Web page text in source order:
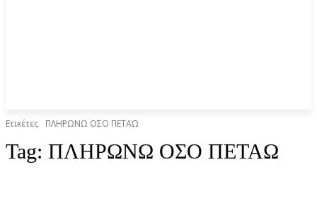
Ετικέτες ΠΛΗΡΩΝΩ ΟΣΟ ΠΕΤΑΩ
Tag: ΠΛΗΡΩΝΩ ΟΣΟ ΠΕΤΑΩ